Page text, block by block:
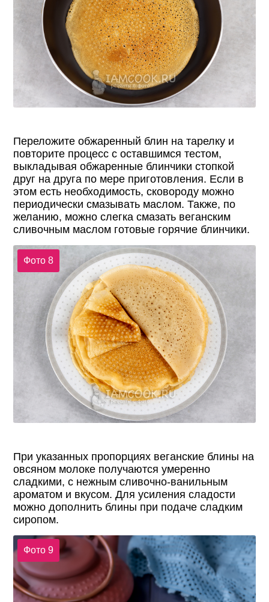
Переложите обжаренный блин на тарелку и
повторите процесс с оставшимся тестом,
выкладывая обжаренные блинчики стопкой
друг на друга по мере приготовления. Если в
этом есть необходимость, сковороду можно
периодически смазывать маслом. Также, по
желанию, можно слегка смазать веганским
сливочным маслом готовые горячие блинчики.
Фото 8
При указанных пропорциях веганские блины на
овсяном молоке получаются умеренно
сладкими, с нежным сливочно-ванильным
ароматом и вкусом. Для усиления сладости
можно дополнить блины при подаче сладким
сиропом.
Фото 9